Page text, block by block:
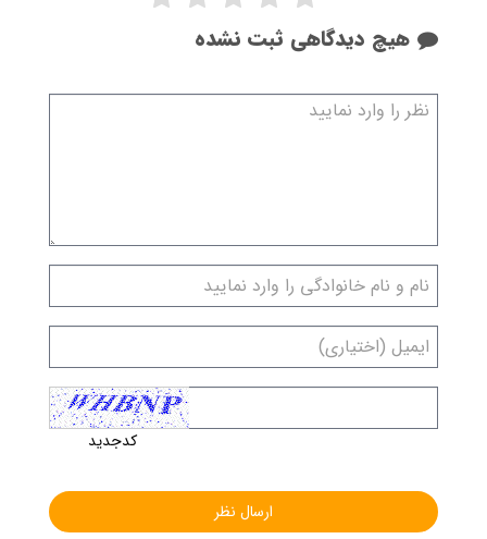
هیچ دیدگاهی ثبت نشده
کدجدید